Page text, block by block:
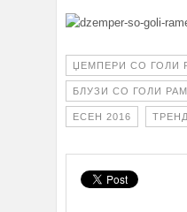
ЏЕМПЕРИ СО ГОЛИ
БЛУЗИ СО ГОЛИ
ЕСЕН 2016 ТРЕНД